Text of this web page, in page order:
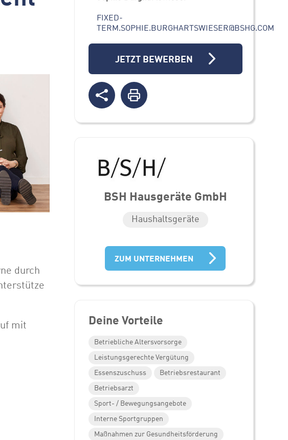
durch
mit
FIXED-
TERM.SOPHIE.BURGHARTSWIESER@BSHG.COM
JETZT BEWERBEN
BSH Hausgeräte GmbH
Haushaltsgeräte
ZUM UNTERNEHMEN
Deine Vorteile
Betriebliche Altersvorsorge
Leistungsgerechte Vergütung
Essenszuschuss
Betriebsrestaurant
Betriebsarzt
Sport- / Bewegungsangebote
Interne Sportgruppen
Maßnahmen zur Gesundheitsförderung